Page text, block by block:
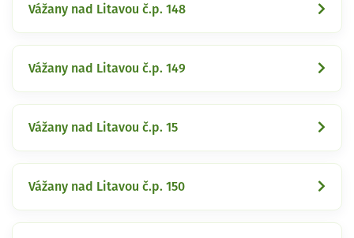
Vážany nad Litavou č.p. 148
Vážany nad Litavou č.p. 149
Vážany nad Litavou č.p. 15
Vážany nad Litavou č.p. 150